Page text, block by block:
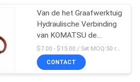
van de
Van de het Graafwerktuig
Hydraulische Verbinding
van KOMATSU de
Uitrustings Regelbare
Cilinder
$7.00 - $15.00 / Set MOQ:50 reeks/Reeksen
CONTACT